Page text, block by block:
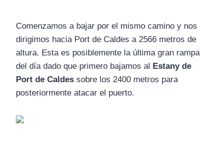
Comenzamos a bajar por el mismo camino y nos
dirigimos hacia Port de Caldes a 2566 metros de
altura. Esta es posiblemente la última gran rampa
del día dado que primero bajamos al Estany de
Port de Caldes sobre los 2400 metros para
posteriormente atacar el puerto.